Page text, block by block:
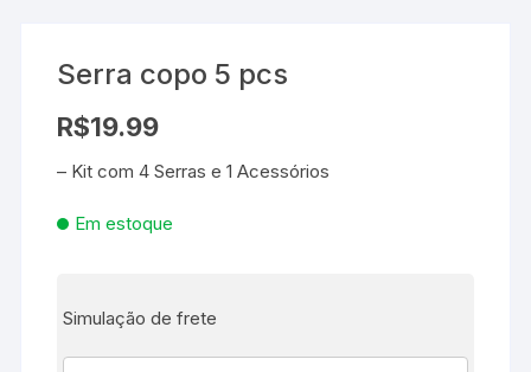
Serra copo 5 pcs
R$19.99
– Kit com 4 Serras e 1 Acessórios
Em estoque
Simulação de frete